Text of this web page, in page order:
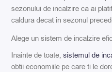
sezonului de incalzire ca ai
caldura decat in sezonul
Alege un sistem de incalzire
Inainte de toate,sistemul de
obtii economiile pe care ti le